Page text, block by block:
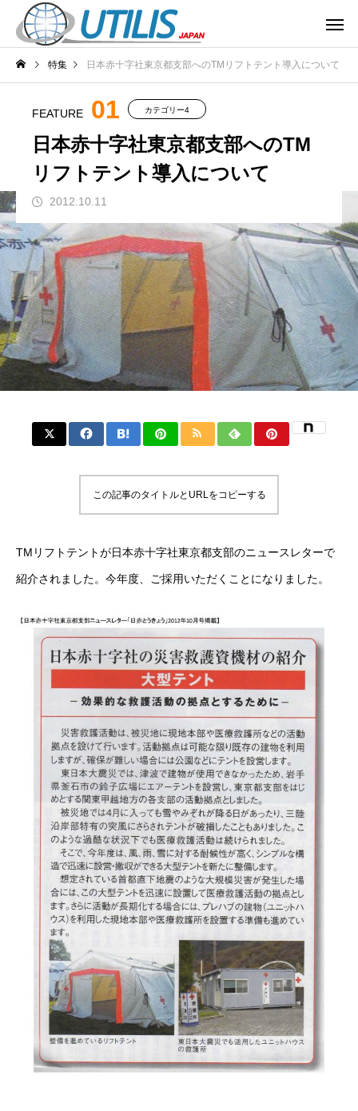
特集 日本赤十字社東京都支部へのTMリフトテント導入について
FEATURE 01 カテゴリー4
日本赤十字社東京都支部へのTM
リフトテント導入について
2012.10.11
この記事のタイトルとURLをコピーする
TMリフトテントが日本赤十字社東京都支部のニュースレターで
紹介されました。今年度、ご採用いただくことになりました。